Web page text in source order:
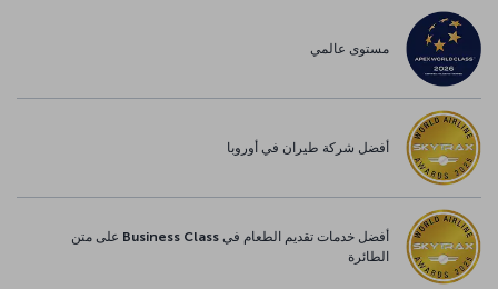
مستوى عالمي
أفضل شركة طيران في أوروبا
أفضل خدمات تقديم الطعام في Business Class على متن
الطائرة